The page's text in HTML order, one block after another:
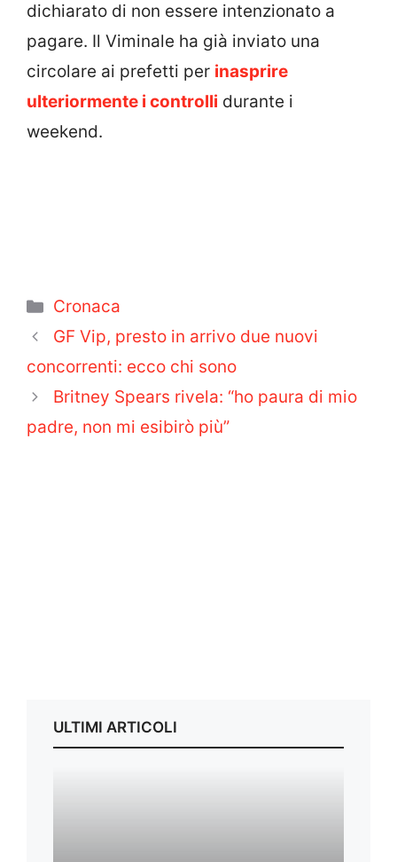
dichiarato di non essere intenzionato a
pagare. Il Viminale ha già inviato una
circolare ai prefetti per inasprire
ulteriormente i controlli durante i
weekend.
Categorie
Cronaca
GF Vip, presto in arrivo due nuovi
concorrenti: ecco chi sono
Britney Spears rivela: “ho paura di mio
padre, non mi esibirò più”
ULTIMI ARTICOLI